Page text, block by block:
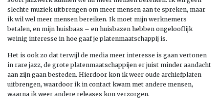
slechte muziek uitbrengen om meer mensen aan te spreken, maar
ik wil wel meer mensen bereiken. Ik moet mijn werknemers
betalen, en mijn huisbaas – en huisbazen hebben ongelooflijk
weinig interesse in hoe gaaf je platenmaatschappij is.
Het is ook zo dat terwijl de media meer interesse is gaan vertonen
in rare jazz, de grote platenmaatschappijen er juist minder aandacht
aan zijn gaan besteden. Hierdoor kon ik weer oude archiefplaten
uitbrengen, waardoor ik in contact kwam met andere mensen,
waarna ik weer andere releases kon verzorgen.